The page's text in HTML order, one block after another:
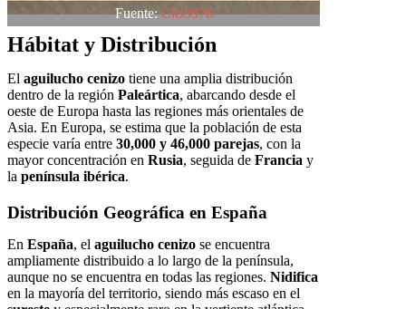
Fuente:Cks3976
Hábitat y Distribución
El aguilucho cenizo tiene una amplia distribución
dentro de la región Paleártica, abarcando desde el
oeste de Europa hasta las regiones más orientales de
Asia. En Europa, se estima que la población de esta
especie varía entre 30,000 y 46,000 parejas, con la
mayor concentración en Rusia, seguida de Francia y
la península ibérica.
Distribución Geográfica en España
En España, el aguilucho cenizo se encuentra
ampliamente distribuido a lo largo de la península,
aunque no se encuentra en todas las regiones. Nidifica
en la mayoría del territorio, siendo más escaso en el